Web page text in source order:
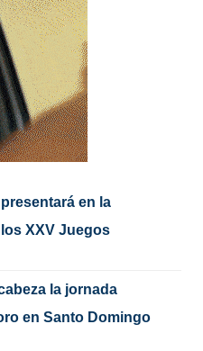
en la
XXV Juegos
la jornada
en Santo Domingo